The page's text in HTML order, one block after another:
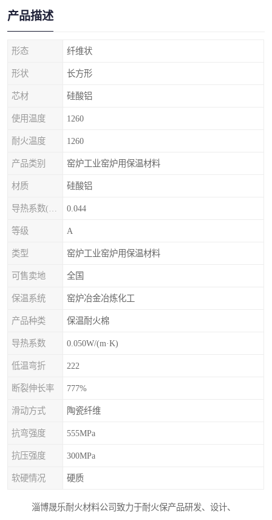
产品描述
形态 纤维状
形状 长方形
芯材 硅酸铝
使用温度 1260
耐火温度 1260
产品类别 窑炉工业窑炉用保温材料
材质 硅酸铝
0.044
等级 A
类型 窑炉工业窑炉用保温材料
可售卖地 全国
保温系统 窑炉冶金冶炼化工
产品种类 保温耐火棉
导热系数 0.050W/(m·K)
低温弯折 222
断裂伸长率 777%
滑动方式 陶瓷纤维
抗弯强度 555MPa
抗压强度 300MPa
软硬情况 硬质
淄博晟乐耐火材料公司致力于耐火保产品研发、设计、